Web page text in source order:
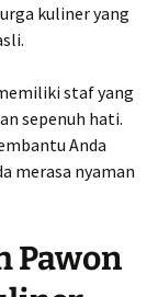
kuliner yang
staf yang
sepenuh hati.
Anda
merasa nyaman
Pawon